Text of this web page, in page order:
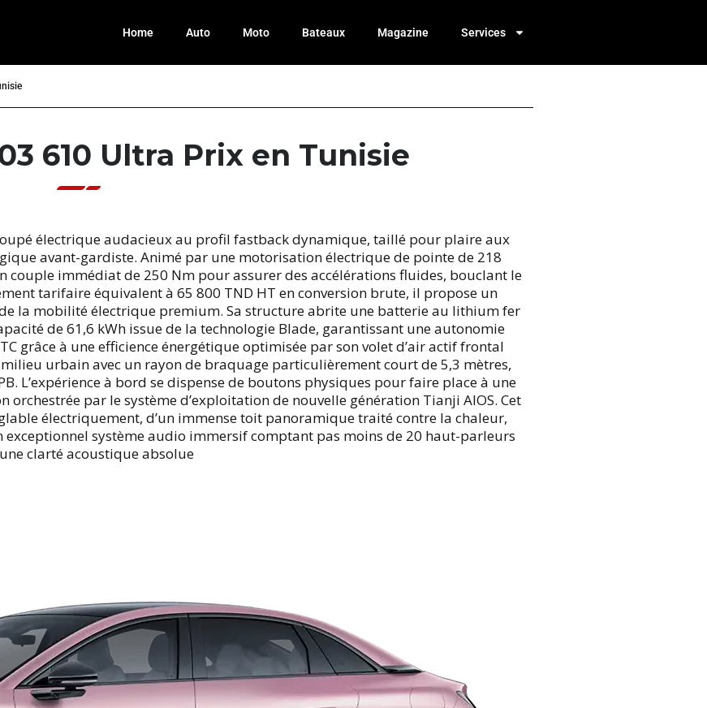
Home Auto Moto Bateaux Magazine Services
610 Ultra Prix en Tunisie
électrique audacieux au profil fastback dynamique, taillé pour plaire aux
avant-gardiste. Animé par une motorisation électrique de pointe de 218
couple immédiat de 250 Nm pour assurer des accélérations fluides, bouclant le
tarifaire équivalent à 65 800 TND HT en conversion brute, il propose un
la mobilité électrique premium. Sa structure abrite une batterie au lithium fer
de 61,6 kWh issue de la technologie Blade, garantissant une autonomie
grâce à une efficience énergétique optimisée par son volet d’air actif frontal
urbain avec un rayon de braquage particulièrement court de 5,3 mètres,
L’expérience à bord se dispense de boutons physiques pour faire place à une
par le système d’exploitation de nouvelle génération Tianji AIOS. Cet
électriquement, d’un immense toit panoramique traité contre la chaleur,
exceptionnel système audio immersif comptant pas moins de 20 haut-parleurs
clarté acoustique absolue